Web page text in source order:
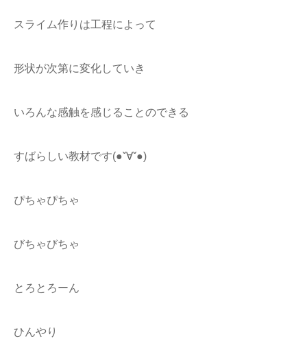
スライム作りは工程によって
形状が次第に変化していき
いろんな感触を感じることのできる
すばらしい教材です(●ˇ∀ˇ●)
ぴちゃぴちゃ
びちゃびちゃ
とろとろーん
ひんやり